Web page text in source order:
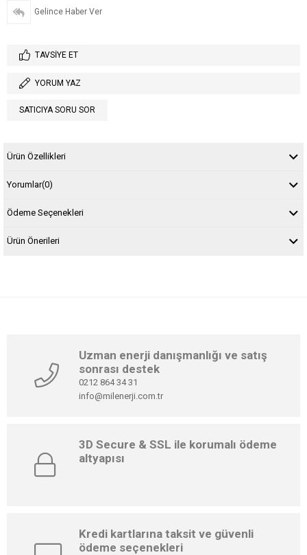
Gelince Haber Ver
TAVSIYE ET
YORUM YAZ
SATICIYA SORU SOR
Ürün Özellikleri
Yorumlar(0)
Ödeme Seçenekleri
Ürün Önerileri
Uzman enerji danışmanlığı ve satış
sonrası destek
0212 864 34 31
info@milenerji.com.tr
3D Secure & SSL ile korumalı ödeme
altyapısı
Kredi kartlarına taksit ve güvenli
ödeme seçenekleri